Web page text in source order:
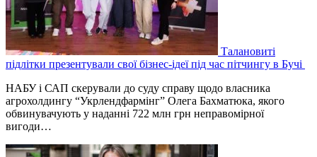
Талановиті
підлітки презентували свої бізнес-ідеї під час пітчингу в Бучі
НАБУ і САП скерували до суду справу щодо власника
агрохолдингу “Укрлендфармінг” Олега Бахматюка, якого
обвинувачують у наданні 722 млн грн неправомірної
вигоди…